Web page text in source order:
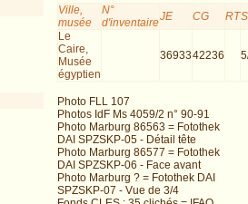
Ville,
musée
N°
d'inventaireJE CG RT
Le
Caire,
Musée
égyptien
3693342236
Photo FLL 107
Photos IdF Ms 4059/2 n° 90-91
Photo Marburg 86563 = Fotothek
DAI SPZSKP-05 - Détail tête
Photo Marburg 86577 = Fotothek
DAI SPZSKP-06 - Face avant
Photo Marburg ? = Fotothek DAI
SPZSKP-07 - Vue de 3/4